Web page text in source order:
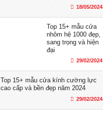
18/05/2024
Top 15+ mẫu cửa
nhôm hệ 1000 đẹp,
sang trọng và hiện
đại
29/02/2024
Top 15+ mẫu cửa kính cường lực
cao cấp và bền đẹp năm 2024
29/02/2024